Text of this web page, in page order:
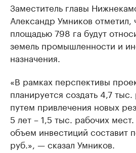
Заместитель главы
Александр Умников отметил,
площадью 798 га будут
земель промышленности и
назначения.
«В рамках перспективы
планируется создать 4,7
путем привлечения новых
5 лет – 1,5 тыс. рабочих
объем инвестиций составит
руб.», — сказал Умников.